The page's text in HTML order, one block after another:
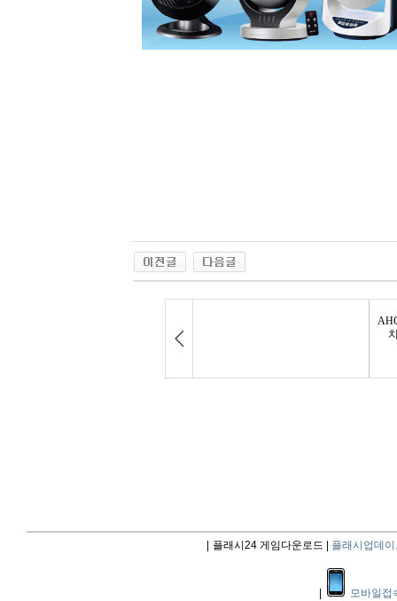
플래시24 게임다운로드 | 플래시업데이
모바일접